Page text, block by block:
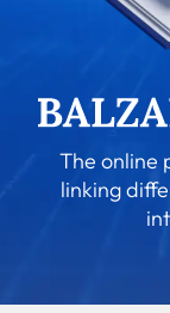
The online
linking